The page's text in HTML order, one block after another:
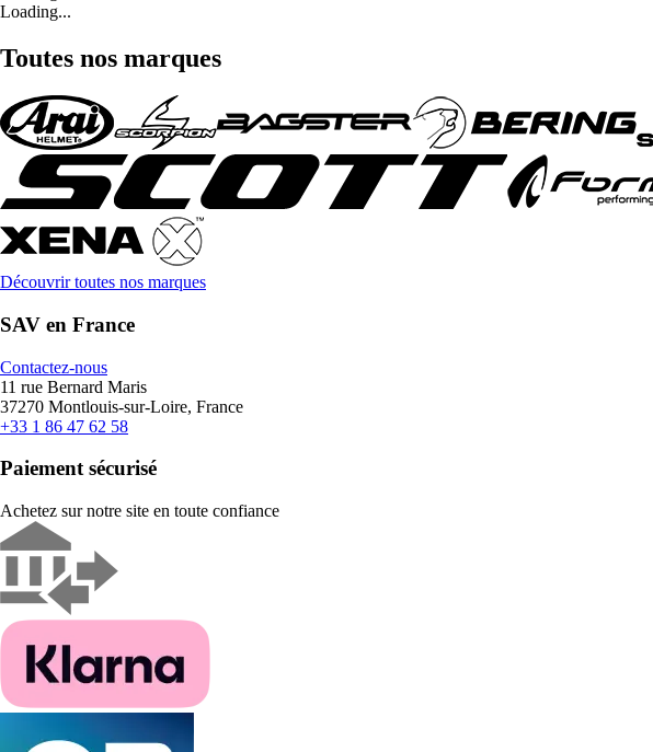
Loading...
Toutes nos marques
Découvrir toutes nos marques
SAV en France
Contactez-nous
11 rue Bernard Maris
37270 Montlouis-sur-Loire, France
+33 1 86 47 62 58
Paiement sécurisé
Achetez sur notre site en toute confiance